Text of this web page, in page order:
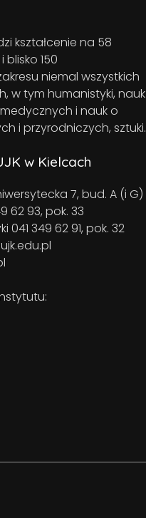
kształcenie na 58
150
niemal wszystkich
w tym humanistyki, nauk
i nauk o
i przyrodniczych, sztuki.
w Kielcach
7, bud. A (i G)
62 93, pok. 33
041 349 62 91, pok. 32